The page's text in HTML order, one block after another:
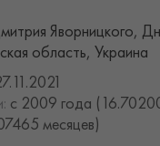
Яворницкого,
область, Украина
с 2009 года
месяцев)